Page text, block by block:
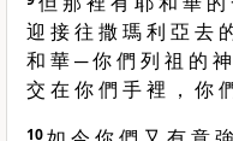
迎 接 往 撒 瑪 利 亞 去
和 華 ─ 你 們 列 祖 的
交 在 你 們 手 裡 ， 你
10